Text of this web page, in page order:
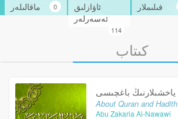
فىلىملار
ئاۋازلىق
ئەسەرلەر
114
ماقالىلەر 0
كىتاب
ياخشىلارنىڭ باغچىسى
About Quran and Hadith
Abu Zakaria Al-Nawawi